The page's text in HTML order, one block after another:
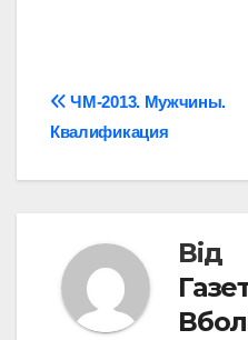
Навігація
записів
ЧМ-2013. Мужчины.
Квалификация
Від